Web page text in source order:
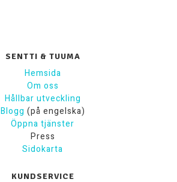
SENTTI & TUUMA
Hemsida
Om oss
Hållbar utveckling
Blogg (på engelska)
Öppna tjänster
Press
Sidokarta
KUNDSERVICE